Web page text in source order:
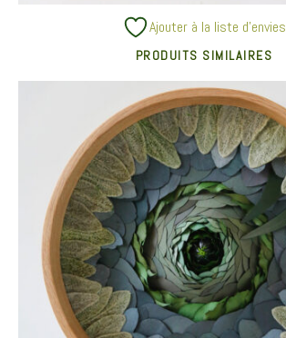
Ajouter à la liste d’envies
PRODUITS SIMILAIRES